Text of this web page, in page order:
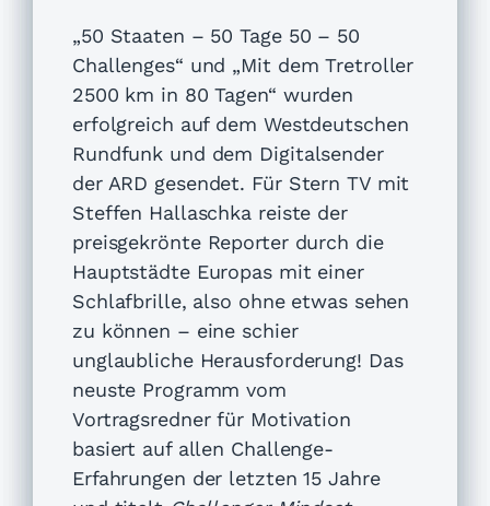
„50 Staaten – 50 Tage 50 – 50
Challenges“ und „Mit dem Tretroller
2500 km in 80 Tagen“ wurden
erfolgreich auf dem Westdeutschen
Rundfunk und dem Digitalsender
der ARD gesendet. Für Stern TV mit
Steffen Hallaschka reiste der
preisgekrönte Reporter durch die
Hauptstädte Europas mit einer
Schlafbrille, also ohne etwas sehen
zu können – eine schier
unglaubliche Herausforderung! Das
neuste Programm vom
Vortragsredner für Motivation
basiert auf allen Challenge-
Erfahrungen der letzten 15 Jahre